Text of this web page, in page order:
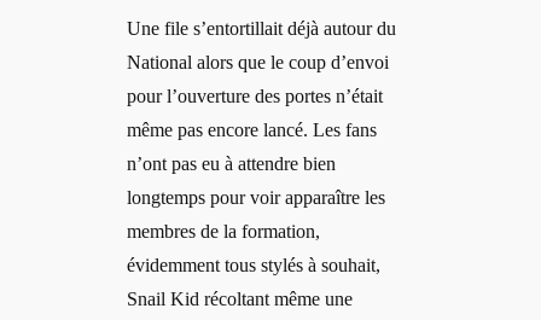
Une file s’entortillait déjà autour du
National alors que le coup d’envoi
pour l’ouverture des portes n’était
même pas encore lancé. Les fans
n’ont pas eu à attendre bien
longtemps pour voir apparaître les
membres de la formation,
évidemment tous stylés à souhait,
Snail Kid récoltant même une